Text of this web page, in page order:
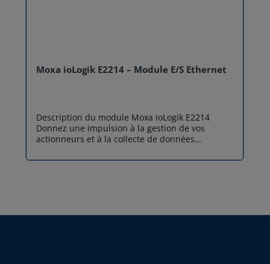
Moxa ioLogik E2214 – Module E/S Ethernet
Description du module Moxa ioLogik E2214
Donnez une impulsion à la gestion de vos
actionneurs et à la collecte de données
intelligence embarquée et robustesse
temps réel. Contrôle décentralisé et